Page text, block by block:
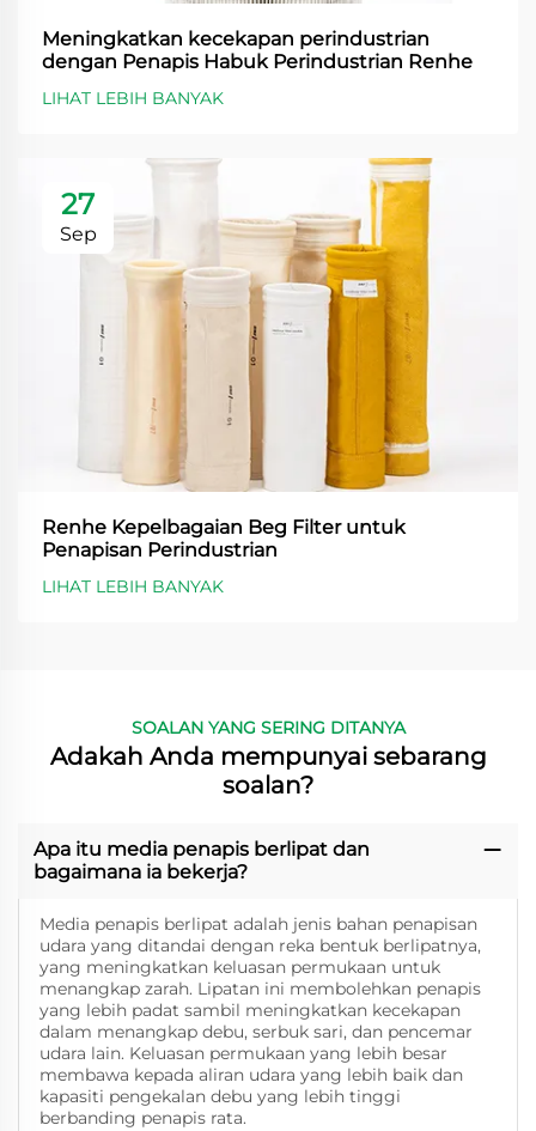
Meningkatkan kecekapan perindustrian
dengan Penapis Habuk Perindustrian Renhe
LIHAT LEBIH BANYAK
27
Sep
Renhe Kepelbagaian Beg Filter untuk
Penapisan Perindustrian
LIHAT LEBIH BANYAK
SOALAN YANG SERING DITANYA
Adakah Anda mempunyai sebarang
soalan?
Apa itu media penapis berlipat dan
bagaimana ia bekerja?
Media penapis berlipat adalah jenis bahan penapisan
udara yang ditandai dengan reka bentuk berlipatnya,
yang meningkatkan keluasan permukaan untuk
menangkap zarah. Lipatan ini membolehkan penapis
yang lebih padat sambil meningkatkan kecekapan
dalam menangkap debu, serbuk sari, dan pencemar
udara lain. Keluasan permukaan yang lebih besar
membawa kepada aliran udara yang lebih baik dan
kapasiti pengekalan debu yang lebih tinggi
berbanding penapis rata.